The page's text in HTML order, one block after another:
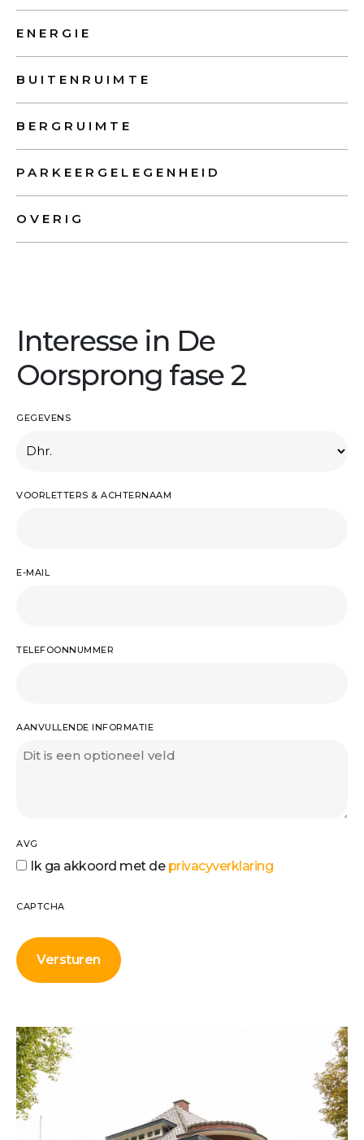
ENERGIE
BUITENRUIMTE
BERGRUIMTE
PARKEERGELEGENHEID
OVERIG
Interesse in De
Oorsprong fase 2
GEGEVENS
VOORLETTERS & ACHTERNAAM
E-MAIL
TELEFOONNUMMER
AANVULLENDE INFORMATIE
AVG
Ik ga akkoord met de privacyverklaring
CAPTCHA